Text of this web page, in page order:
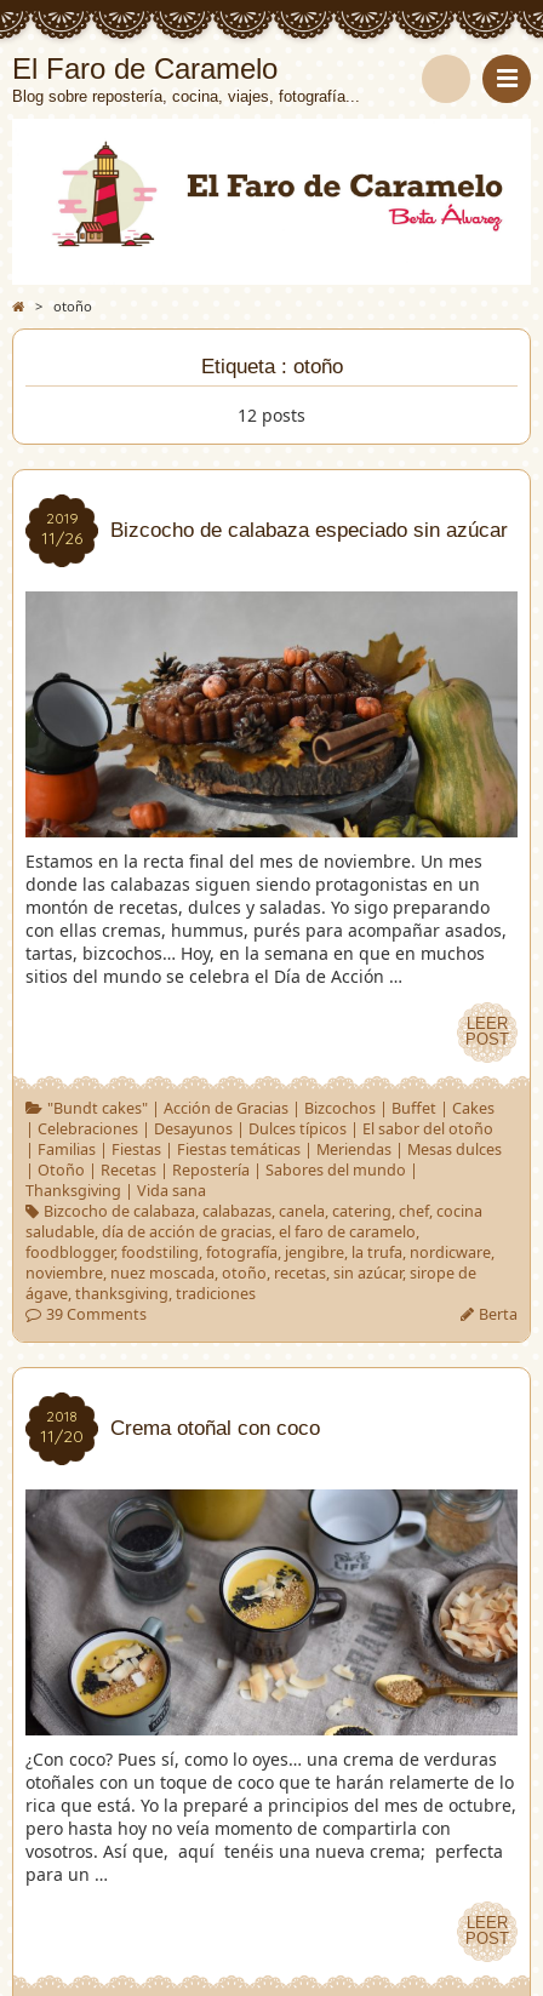
El Faro de Caramelo
Blog sobre repostería, cocina, viajes, fotografía...
> otoño
Etiqueta : otoño
12 posts
2019
11/26
2019
11/26 Bizcocho de calabaza especiado sin azúcar
Estamos en la recta final del mes de noviembre. Un mes
donde las calabazas siguen siendo protagonistas en un
montón de recetas, dulces y saladas. Yo sigo preparando
con ellas cremas, hummus, purés para acompañar asados,
tartas, bizcochos… Hoy, en la semana en que en muchos
sitios del mundo se celebra el Día de Acción …
LEER
POST
LEER
POST
"Bundt cakes"| Acción de Gracias| Bizcochos| Buffet| Cakes
| Celebraciones | Desayunos | Dulces típicos | El sabor del otoño
| Familias | Fiestas | Fiestas temáticas | Meriendas | Mesas dulces
| Otoño | Recetas | Repostería | Sabores del mundo |
Thanksgiving | Vida sana
Bizcocho de calabaza,calabazas,canela,catering,chef,cocina
saludable,día de acción de gracias,el faro de caramelo,
foodblogger,foodstiling,fotografía, jengibre, la trufa, nordicware,
noviembre, nuez moscada,otoño, recetas,sin azúcar,sirope de
ágave,thanksgiving,tradiciones
39 Comments
Berta
2018
11/20
2018
11/20 Crema otoñal con coco
¿Con coco? Pues sí, como lo oyes… una crema de verduras
otoñales con un toque de coco que te harán relamerte de lo
rica que está. Yo la preparé a principios del mes de octubre,
pero hasta hoy no veía momento de compartirla con
vosotros. Así que, aquí tenéis una nueva crema; perfecta
para un …
LEER
POST
LEER
POST